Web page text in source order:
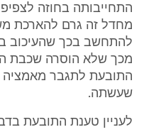
התחייבותה בחוזה
מחדל זה גרם להארכת
להתחשב בכך שהעיכוב
מכך שלא הוסרה שכבת
התובעת לתגבר מאמציה
שעשתה.
לעניין טענת התובעת